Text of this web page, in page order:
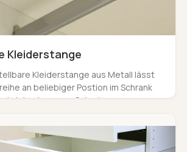
Kleiderstange
Kleiderstange aus Metall lässt
an beliebiger Postion im Schrank
durch unsere Schreiner